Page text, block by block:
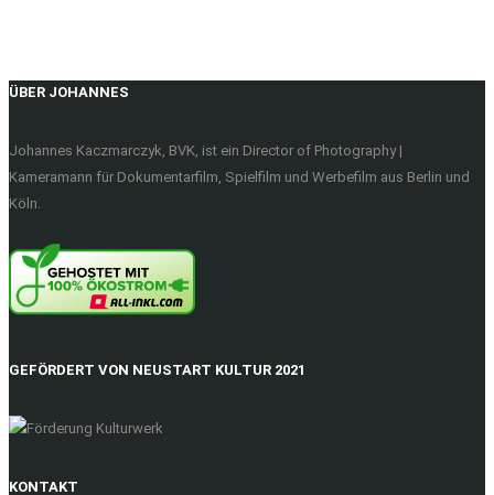
ÜBER JOHANNES
Johannes Kaczmarczyk, BVK, ist ein Director of Photography |
Kameramann für Dokumentarfilm, Spielfilm und Werbefilm aus Berlin und
Köln.
GEFÖRDERT VON NEUSTART KULTUR 2021
KONTAKT